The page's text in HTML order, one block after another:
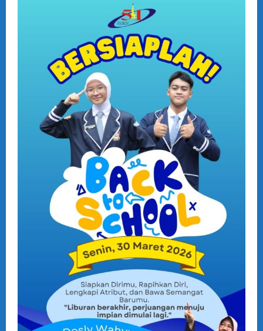
2026/2027
Jakarta